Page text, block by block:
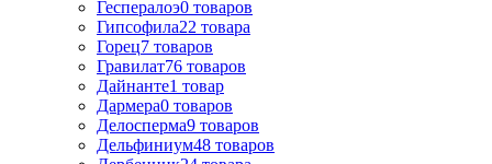
Геспералоэ0 товаров
Гипсофила22 товара
Горец7 товаров
Гравилат76 товаров
Дайнанте1 товар
Дармера0 товаров
Делосперма9 товаров
Дельфиниум48 товаров